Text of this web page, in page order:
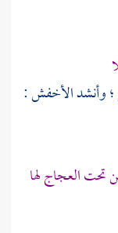
وأنشدالأخفش:
العجاج لها